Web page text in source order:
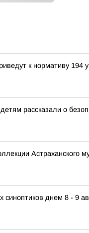
к нормативу
рассказали о
Астраханского
днем 8 - 9